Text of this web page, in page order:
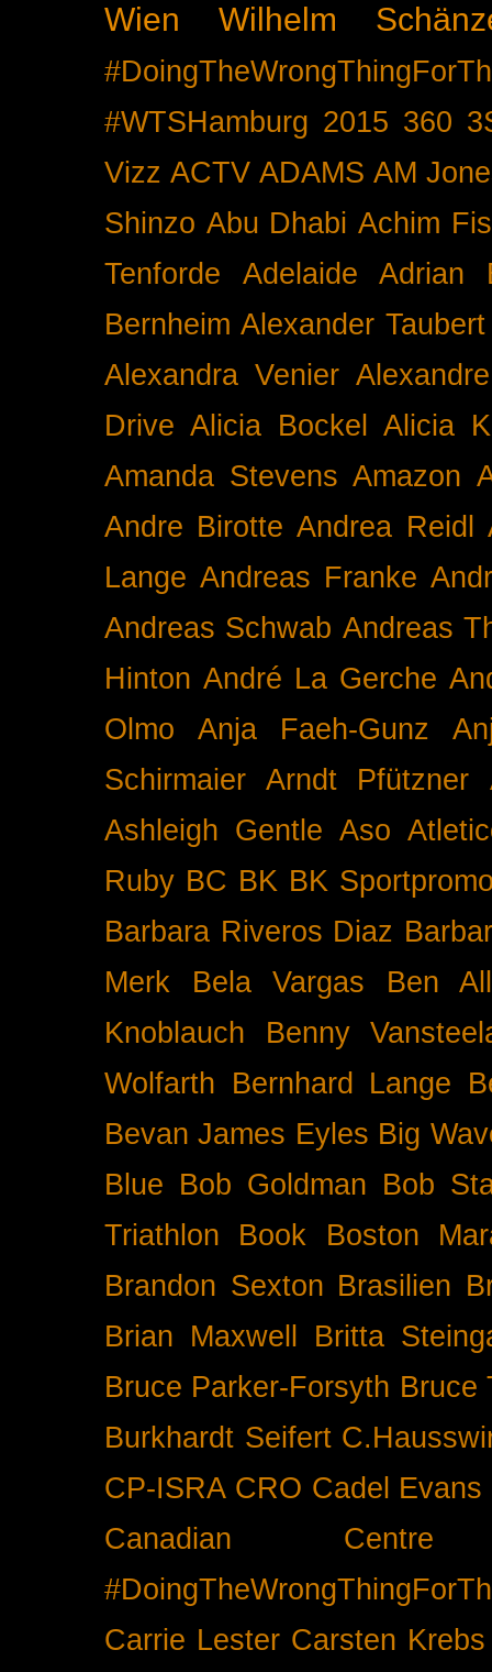
Wien Wilhelm
#WTSHamburg 2015 360
Vizz ACTV ADAMS AM
Shinzo Abu Dhabi Achim
Tenforde
Adelaide
Adrian
Bernheim Alexander Taubert
Alexandra Venier
Drive Alicia Bockel
Alicia
Amanda Stevens Amazon
Andre Birotte Andrea Reidl
Lange Andreas Franke
Andreas Schwab Andreas
Hinton André La Gerche
Olmo
Anja Faeh-Gunz
Schirmaier
Arndt Pfützner
Ashleigh Gentle Aso
Ruby BC BK BK
Barbara Riveros Diaz
Merk
Bela Vargas
Ben
Knoblauch
Benny
Wolfarth Bernhard Lange
Bevan James Eyles Big
Blue Bob Goldman Bob
Triathlon
Book
Boston
Brandon Sexton Brasilien
Brian Maxwell
Britta
Bruce Parker-Forsyth Bruce
Burkhardt Seifert
CP-ISRA CRO Cadel Evans
Canadian
Carrie Lester Carsten Krebs